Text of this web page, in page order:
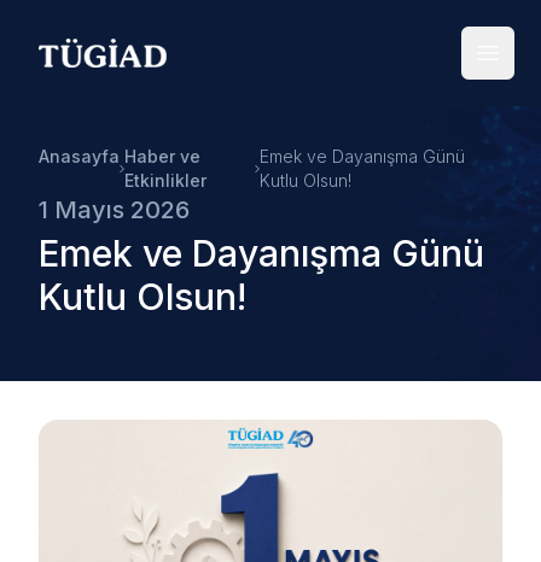
Your Company
Anasayfa Haber ve
Etkinlikler
Emek ve Dayanışma Günü
Kutlu Olsun!
1 Mayıs 2026
Emek ve Dayanışma Günü
Kutlu Olsun!